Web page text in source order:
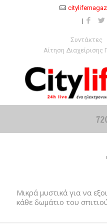
Συντάκτες
Αίτηση
Μικρά μυστικά για να
κάθε δωμάτιο του